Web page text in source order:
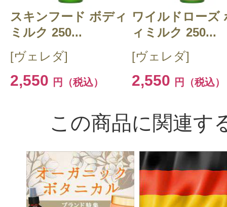
スキンフード ボディ
ミルク 250...
[ヴェレダ]
2,550 円（税込）
ワイルドローズ
ィミルク 250...
[ヴェレダ]
2,550 円（税込）
この商品に関連す